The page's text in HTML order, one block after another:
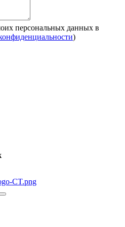
персональных данных в
)